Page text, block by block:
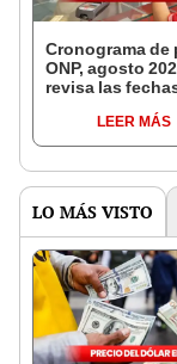
Cronograma de
ONP, agosto
revisa las
Decreto Ley
más
LEER MÁS
LO MÁS VISTO